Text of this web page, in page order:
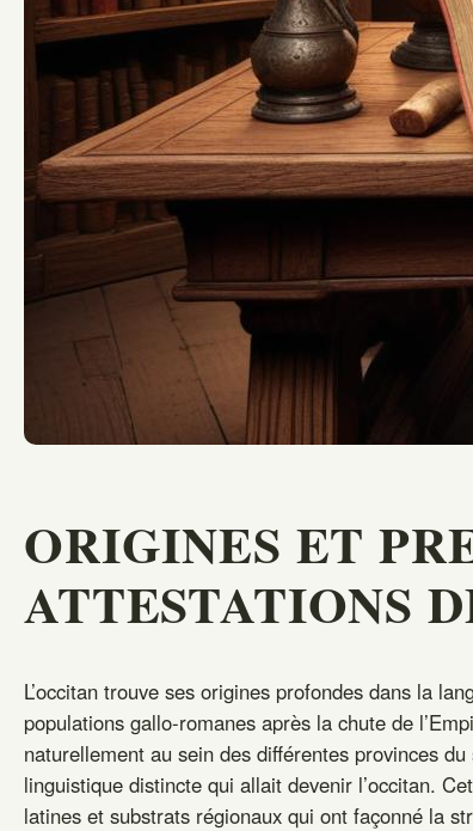
ORIGINES ET
ATTESTATIONS
L’occitan trouve ses origines profondes dans la
populations gallo-romanes après la chute de
naturellement au sein des différentes provinces
linguistique distincte qui allait devenir l’occitan.
latines et substrats régionaux qui ont façonné la